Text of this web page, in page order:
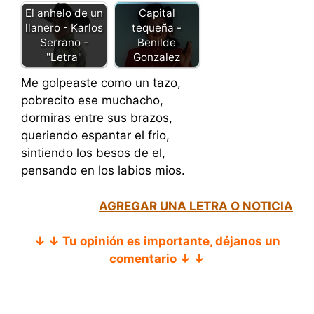
El anhelo de un
llanero - Karlos
Serrano -
"Letra"
Capital
tequeña -
Benilde
Gonzalez
Me golpeaste como un tazo,
pobrecito ese muchacho,
dormiras entre sus brazos,
queriendo espantar el frio,
sintiendo los besos de el,
pensando en los labios mios.
AGREGAR UNA LETRA O NOTICIA
↓ ↓ Tu opinión es importante, déjanos un
comentario ↓ ↓